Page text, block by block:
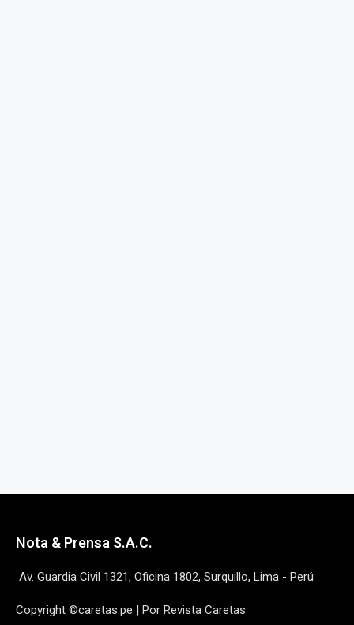
Nota & Prensa S.A.C.
Av. Guardia Civil 1321, Oficina 1802, Surquillo, Lima - Perú
Copyright ©caretas.pe | Por Revista Caretas